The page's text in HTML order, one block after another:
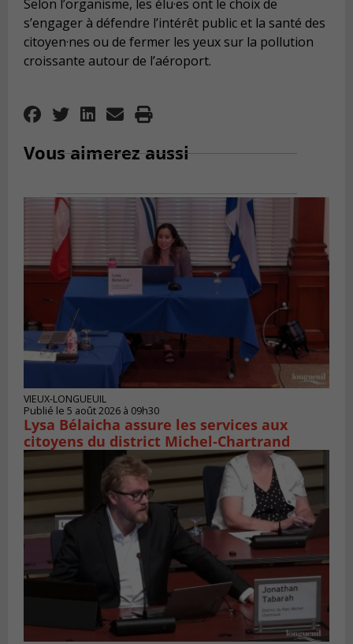
Selon l’organisme, les élu·es ont le choix de
s’engager à défendre l’intérêt public et la santé des
citoyen·nes ou de fermer les yeux sur la pollution
croissante autour de l’aéroport.
Vous aimerez aussi
VIEUX-LONGUEUIL
Publié le 5 août 2026 à 09h30
Lysa Bélaicha assure les services aux
citoyens du district Michel‑Chartrand